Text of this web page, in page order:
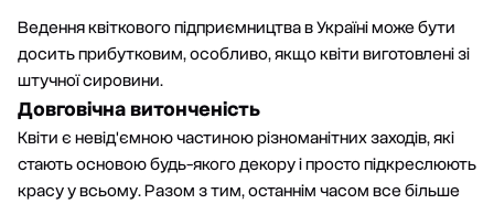
Ведення квіткового підприємництва в Україні може бути
досить прибутковим, особливо, якщо квіти виготовлені зі
штучної сировини.
Довговічна витонченість
Квіти є невід'ємною частиною різноманітних заходів, які
стають основою будь-якого декору і просто підкреслюють
красу у всьому. Разом з тим, останнім часом все більше